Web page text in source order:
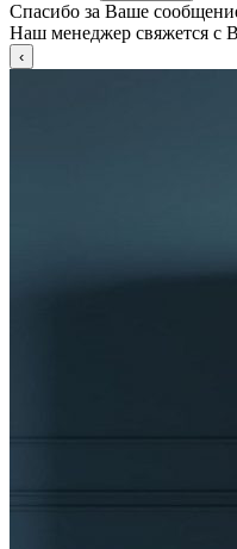
Спасибо за Ваше
Наш менеджер свяжется с